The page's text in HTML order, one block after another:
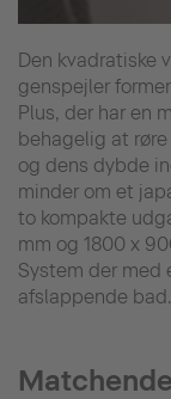
Den kvadratiske
genspejler
Plus, der har en
behagelig at røre
og dens dybde
minder om et
to kompakte
mm og 1800 x
System der med
afslappende bad.